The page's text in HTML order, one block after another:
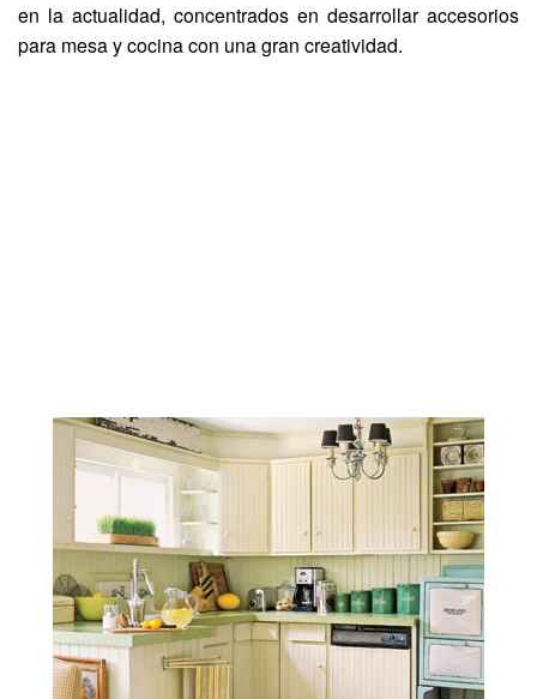
en la actualidad, concentrados en desarrollar accesorios
para mesa y cocina con una gran creatividad.